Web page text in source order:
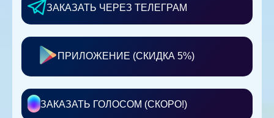
ЗАКАЗАТЬ ЧЕРЕЗ ТЕЛЕГРАМ
ПРИЛОЖЕНИЕ (СКИДКА 5%)
ЗАКАЗАТЬ ГОЛОСОМ (СКОРО!)